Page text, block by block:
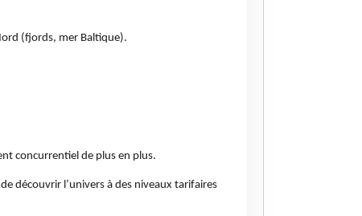
(fjords, mer Baltique).
concurrentiel de plus en plus.
découvrir l’univers à des niveaux tarifaires